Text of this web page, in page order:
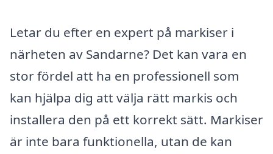
Letar du efter en expert på markiser i
närheten av Sandarne? Det kan vara en
stor fördel att ha en professionell som
kan hjälpa dig att välja rätt markis och
installera den på ett korrekt sätt. Markiser
är inte bara funktionella, utan de kan